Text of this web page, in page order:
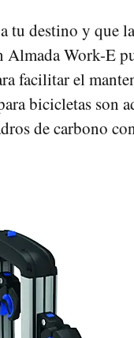
tu destino y que
Almada Work-E
facilitar el
bicicletas son
de carbono